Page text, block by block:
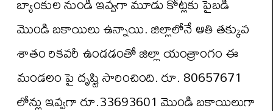
మొండి బకాయిలు ఉన్నాయి. జిల్లాలోనే అతి తక్కువ
శాతం రికవరీ ఉండడంతో జిల్లా యంత్రాంగం ఈ
మండలం పై దృష్టి సారించింది. రూ. 80657671
లోన్లు ఇవ్వగా రూ.33693601 మొండి బకాయిలుగా